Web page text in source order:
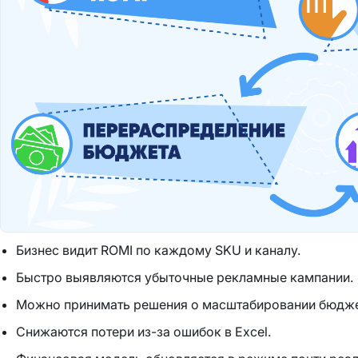
Бизнес видит ROMI по каждому SKU и каналу.
Быстро выявляются убыточные рекламные кампании.
Можно принимать решения о масштабировании
Снижаются потери из-за ошибок в Excel.